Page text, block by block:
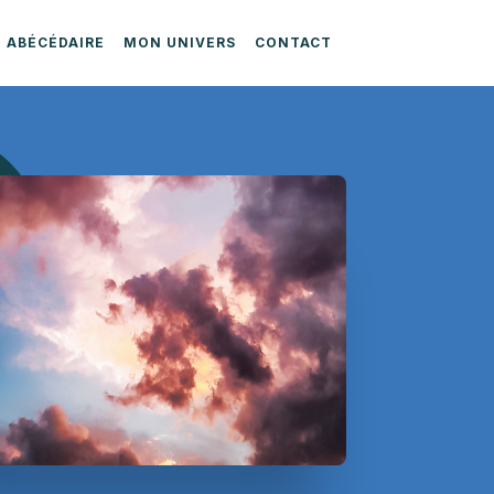
ABÉCÉDAIRE MON UNIVERS CONTACT